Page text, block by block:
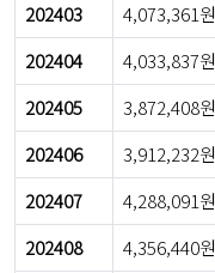
202403
4,073,361원
202404
4,033,837원
202405
3,872,408원
202406
3,912,232원
202407
4,288,091원
202408
4,356,440원